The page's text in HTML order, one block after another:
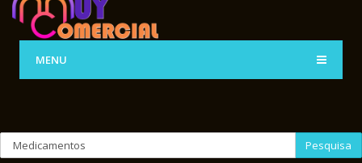
MENU
Pesquisa